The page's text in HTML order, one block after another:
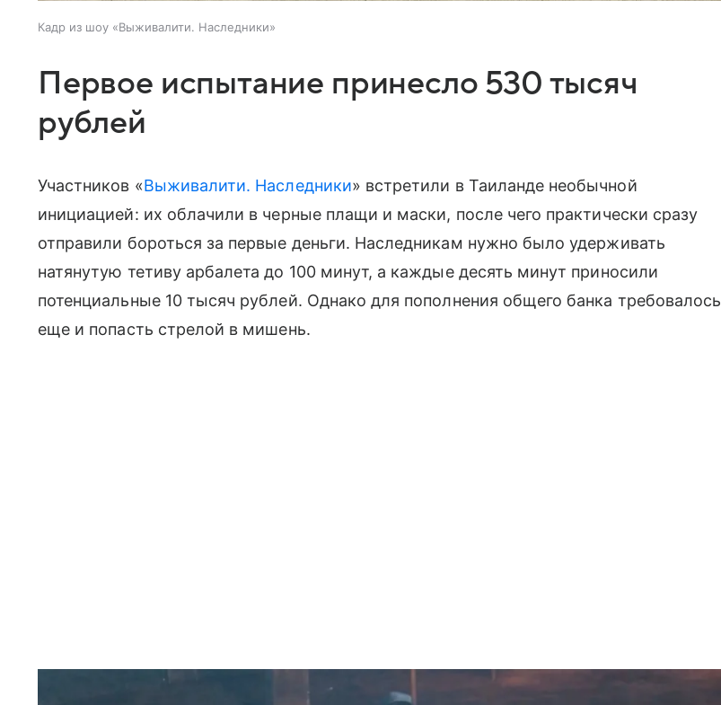
Кадр из шоу «Выживалити. Наследники»
Первое испытание принесло 530 тысяч
рублей
Участников «Выживалити. Наследники» встретили в Таиланде необычной
инициацией: их облачили в черные плащи и маски, после чего практически сразу
отправили бороться за первые деньги. Наследникам нужно было удерживать
натянутую тетиву арбалета до 100 минут, а каждые десять минут приносили
потенциальные 10 тысяч рублей. Однако для пополнения общего банка требовалось
еще и попасть стрелой в мишень.